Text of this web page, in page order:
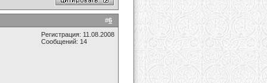
#6
Регистрация: 11.08.2008
Сообщений: 14